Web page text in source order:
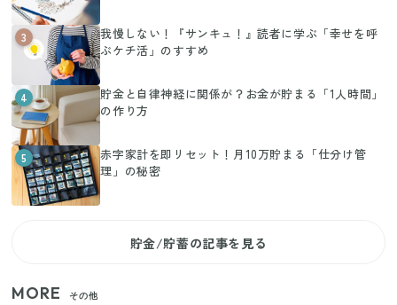
3
我慢しない！『サンキュ！』読者に学ぶ「幸せを呼
ぶケチ活」のすすめ
4
貯金と自律神経に関係が？お金が貯まる「1人時間」
の作り方
5
赤字家計を即リセット！月10万貯まる「仕分け管
理」の秘密
貯金/貯蓄の記事を見る
MORE その他